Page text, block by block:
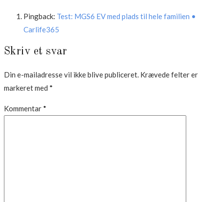
Pingback: Test: MGS6 EV med plads til hele familien •
Carlife365
Skriv et svar
Din e-mailadresse vil ikke blive publiceret. Krævede felter er
markeret med *
Kommentar *